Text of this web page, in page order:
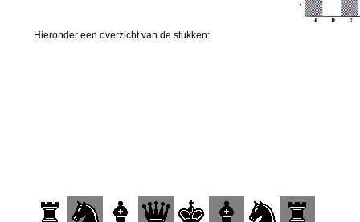
Hieronder een overzicht van de stukken: